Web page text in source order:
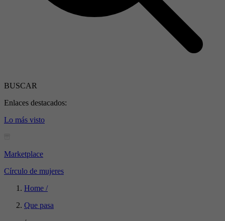
BUSCAR
Enlaces destacados:
Lo más visto
Marketplace
Círculo de mujeres
Home /
Que pasa